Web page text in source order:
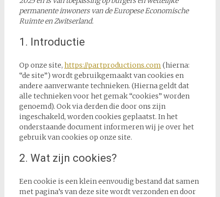
permanente inwoners van de Europese Economische
Ruimte en Zwitserland.
1. Introductie
Op onze site, https://partproductions.com (hierna:
“de site”) wordt gebruikgemaakt van cookies en
andere aanverwante technieken. (Hierna geldt dat
alle technieken voor het gemak “cookies” worden
genoemd). Ook via derden die door ons zijn
ingeschakeld, worden cookies geplaatst. In het
onderstaande document informeren wij je over het
gebruik van cookies op onze site.
2. Wat zijn cookies?
Een cookie is een klein eenvoudig bestand dat samen
met pagina’s van deze site wordt verzonden en door